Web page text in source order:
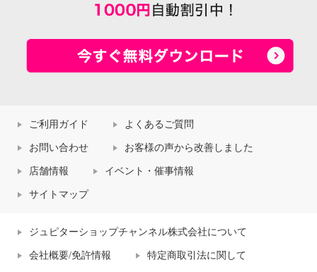
ご利用ガイド よくあるご質問
お問い合わせ お客様の声から改善しました
店舗情報 イベント・催事情報
サイトマップ
ジュピターショップチャンネル株式会社について
会社概要/免許情報 特定商取引法に関して